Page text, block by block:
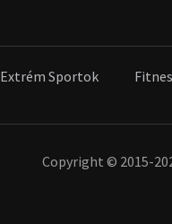
Extrém Sportok
Copyright © 2015-